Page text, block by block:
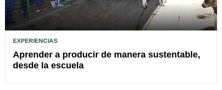
EXPERIENCIAS
Aprender a producir de manera sustentable,
desde la escuela